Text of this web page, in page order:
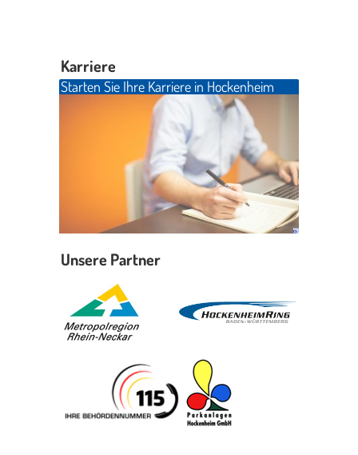
Karriere
Starten Sie Ihre Karriere in Hockenheim
Unsere Partner